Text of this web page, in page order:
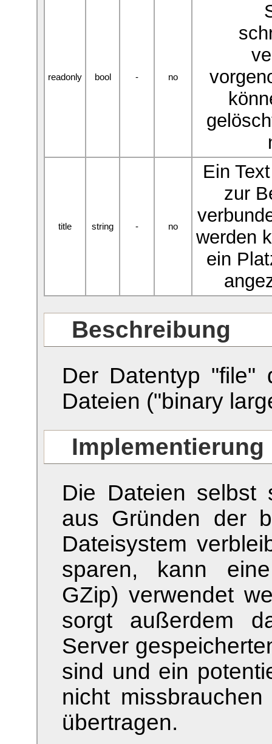
readonly bool - no
title string - no
Ein
zur
werden
ein
Beschreibung
Der Datentyp "file"
Dateien ("binary
Implementierung
Die Dateien selbst
aus Gründen der
Dateisystem
sparen, kann
GZip) verwendet
sorgt außerdem
Server
sind und ein
nicht
übertragen.